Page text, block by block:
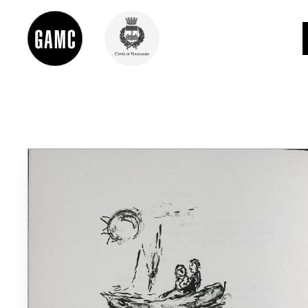
GLI AUTORI
EVENTI
PALAZZO DELLE MUSE